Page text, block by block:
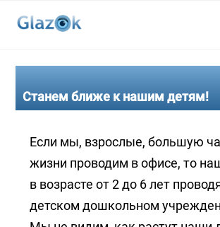
Подключение
Тарифы
Решения для бизнеса
Инструкции
Станем ближе к нашим детям!
Если мы, взрослые, большую
жизни проводим в офисе, то
в возрасте от 2 до 6 лет
детском дошкольном